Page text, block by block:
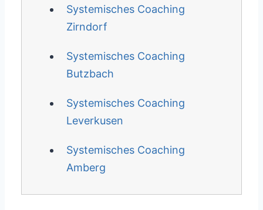
Systemisches Coaching
Zirndorf
Systemisches Coaching
Butzbach
Systemisches Coaching
Leverkusen
Systemisches Coaching
Amberg